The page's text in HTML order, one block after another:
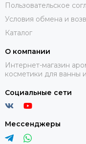
Пользовательское
Условия обмена и
Каталог
О компании
Интернет-магазин
косметики для ванны
Социальные сети
Мессенджеры